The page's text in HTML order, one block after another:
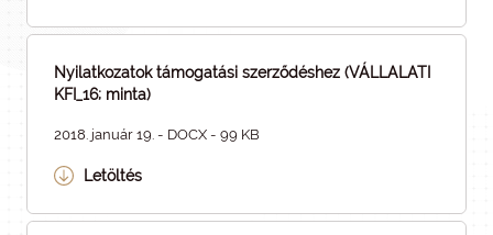
Nyilatkozatok támogatási szerződéshez (VÁLLALATI
KFI_16; minta)
2018. január 19. - DOCX - 99 KB
Letöltés